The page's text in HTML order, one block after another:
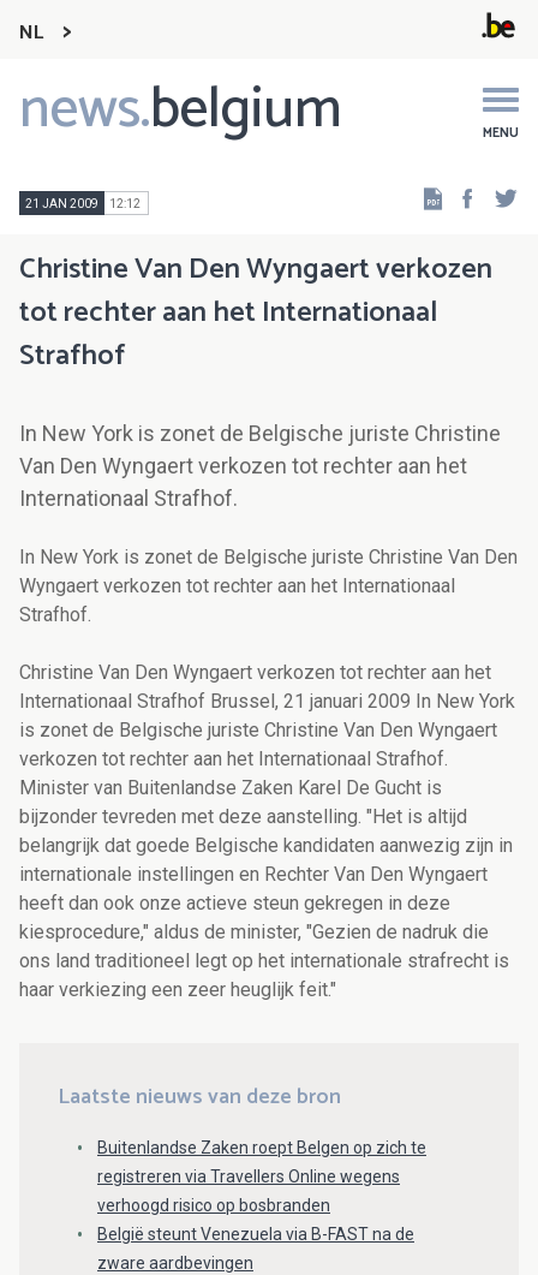
NL
news.belgium MENU
Main
navigation
21 JAN 2009 12:12
Christine Van Den Wyngaert verkozen
tot rechter aan het Internationaal
Strafhof
In New York is zonet de Belgische juriste Christine
Van Den Wyngaert verkozen tot rechter aan het
Internationaal Strafhof.
In New York is zonet de Belgische juriste Christine Van Den
Wyngaert verkozen tot rechter aan het Internationaal
Strafhof.
Christine Van Den Wyngaert verkozen tot rechter aan het
Internationaal Strafhof Brussel, 21 januari 2009 In New York
is zonet de Belgische juriste Christine Van Den Wyngaert
verkozen tot rechter aan het Internationaal Strafhof.
Minister van Buitenlandse Zaken Karel De Gucht is
bijzonder tevreden met deze aanstelling. "Het is altijd
belangrijk dat goede Belgische kandidaten aanwezig zijn in
internationale instellingen en Rechter Van Den Wyngaert
heeft dan ook onze actieve steun gekregen in deze
kiesprocedure," aldus de minister, "Gezien de nadruk die
ons land traditioneel legt op het internationale strafrecht is
haar verkiezing een zeer heuglijk feit."
Laatste nieuws van deze bron
Buitenlandse Zaken roept Belgen op zich te
registreren via Travellers Online wegens
verhoogd risico op bosbranden
België steunt Venezuela via B-FAST na de
zware aardbevingen